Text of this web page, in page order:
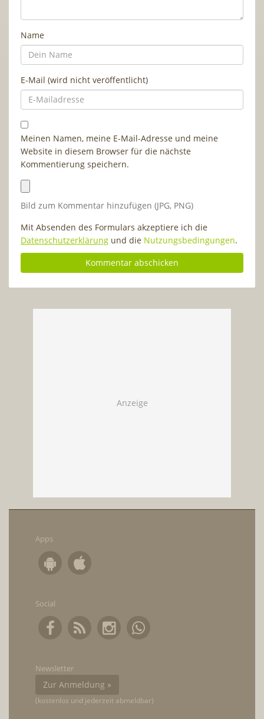
Name
E-Mail (wird nicht veröffentlicht)
Meinen Namen, meine E-Mail-Adresse und meine
Website in diesem Browser für die nächste
Kommentierung speichern.
Bild zum Kommentar hinzufügen (JPG, PNG)
Mit Absenden des Formulars akzeptiere ich die
Datenschutzerklärung und die Nutzungsbedingungen.
Apps
Social
Newsletter
Zur Anmeldung »
(kostenlos und jederzeit abmeldbar)